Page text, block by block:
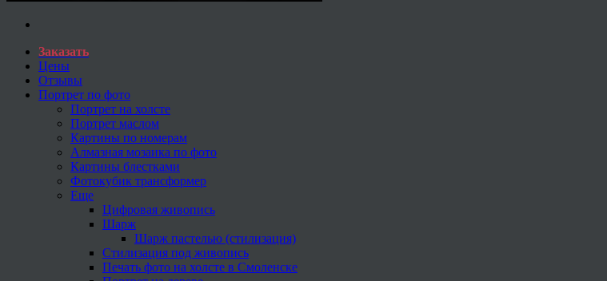
Заказать
Цены
Отзывы
Портрет по фото
Портрет на холсте
Портрет маслом
Картины по номерам
Алмазная мозаика по фото
Картины блестками
Фотокубик трансформер
Еще
Цифровая живопись
Шарж
Шарж пастелью (стилизация)
Стилизация под живопись
Печать фото на холсте в Смоленске